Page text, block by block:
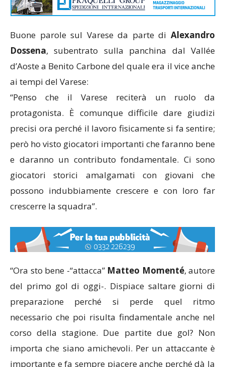
Buone parole sul Varese da parte di Alexandro
Dossena, subentrato sulla panchina dal Vallée
d’Aoste a Benito Carbone del quale era il vice anche
ai tempi del Varese:
“Penso che il Varese reciterà un ruolo da
protagonista. È comunque difficile dare giudizi
precisi ora perché il lavoro fisicamente si fa sentire;
però ho visto giocatori importanti che faranno bene
e daranno un contributo fondamentale. Ci sono
giocatori storici amalgamati con giovani che
possono indubbiamente crescere e con loro far
crescerre la squadra”.
“Ora sto bene -“attacca” Matteo Momenté, autore
del primo gol di oggi-. Dispiace saltare giorni di
preparazione perché si perde quel ritmo
necessario che poi risulta findamentale anche nel
corso della stagione. Due partite due gol? Non
importa che siano amichevoli. Per un attaccante è
importante e fa sempre piacere anche perché dà la